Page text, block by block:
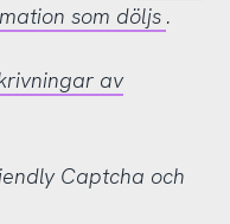
som döljs .
av
Captcha och